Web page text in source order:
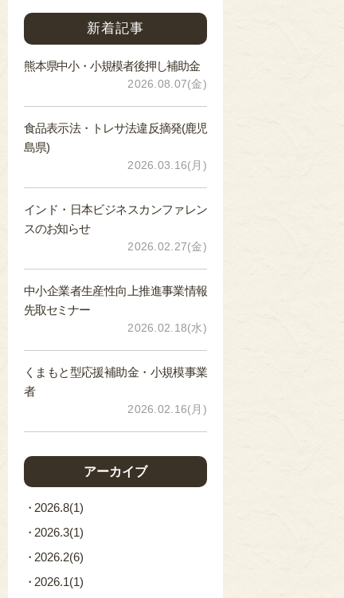
新着記事
熊本県中小・小規模者後押し補助金
2026.08.07(金)
食品表示法・トレサ法違反摘発(鹿児
島県)
2026.03.16(月)
インド・日本ビジネスカンファレン
スのお知らせ
2026.02.27(金)
中小企業者生産性向上推進事業情報
先取セミナー
2026.02.18(水)
くまもと型応援補助金・小規模事業
者
2026.02.16(月)
アーカイブ
2026.8(1)
2026.3(1)
2026.2(6)
2026.1(1)